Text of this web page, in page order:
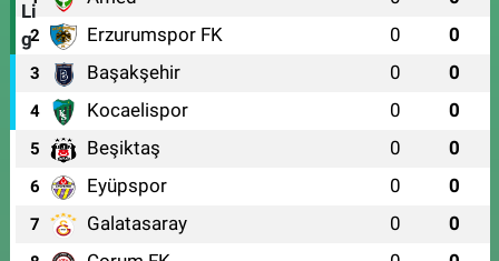
2 Erzurumspor FK 0 0
3 Başakşehir 0 0
4 Kocaelispor 0 0
5 Beşiktaş 0 0
6 Eyüpspor 0 0
7 Galatasaray 0 0